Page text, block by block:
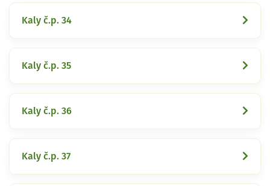
Kaly č.p. 34
Kaly č.p. 35
Kaly č.p. 36
Kaly č.p. 37